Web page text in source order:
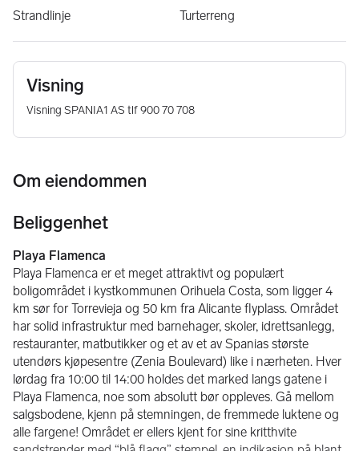
Strandlinje
Turterreng
Visning
Visning SPANIA1 AS tlf 900 70 708
Om eiendommen
Beliggenhet
Playa Flamenca
Playa Flamenca er et meget attraktivt og populært
boligområdet i kystkommunen Orihuela Costa, som ligger 4
km sør for Torrevieja og 50 km fra Alicante flyplass. Området
har solid infrastruktur med barnehager, skoler, idrettsanlegg,
restauranter, matbutikker og et av et av Spanias største
utendørs kjøpesentre (Zenia Boulevard) like i nærheten. Hver
lørdag fra 10:00 til 14:00 holdes det marked langs gatene i
Playa Flamenca, noe som absolutt bør oppleves. Gå mellom
salgsbodene, kjenn på stemningen, de fremmede luktene og
alle fargene! Området er ellers kjent for sine kritthvite